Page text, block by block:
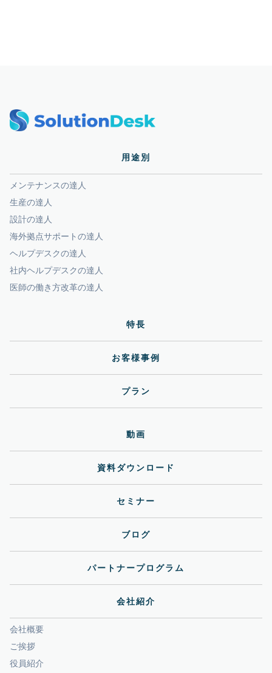
用途別
メンテナンスの達人
生産の達人
設計の達人
海外拠点サポートの達人
ヘルプデスクの達人
社内ヘルプデスクの達人
医師の働き方改革の達人
特長
お客様事例
プラン
動画
資料ダウンロード
セミナー
ブログ
パートナープログラム
会社紹介
会社概要
ご挨拶
役員紹介